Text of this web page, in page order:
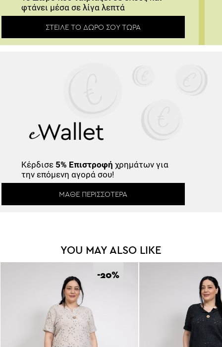
ΣΤΕΊΛΕ ΤΟ ΔΏΡΟ ΣΟΥ ΤΏΡΑ
την επόμενη αγορά σου!
ΜΆΘΕ ΠΕΡΙΣΣΌΤΕΡΑ
-20%